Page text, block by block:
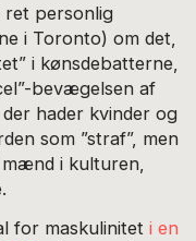
ret personlig
i Toronto) om det,
i kønsdebatterne,
bevægelsen af
hader kvinder og
som ”straf”, men
i kulturen,
for maskuliniteti en